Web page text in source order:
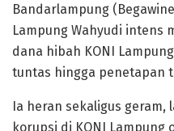
Bandarlampung
Lampung Wahyudi intens
dana hibah KONI
tuntas hingga penetapan
Ia heran sekaligus
korupsi di KONI Lampung